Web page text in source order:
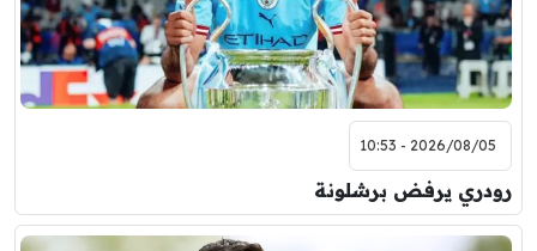
2026/08/05 - 10:53
رودري يرفض برشلونة